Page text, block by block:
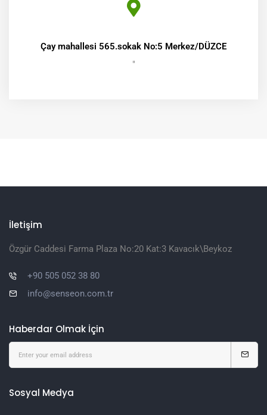
Çay mahallesi 565.sokak No:5 Merkez/DÜZCE
"
İletişim
Özgür Caddesi Farma Plaza No:20 Kat:3 Kavacık\Beykoz
+90 505 052 38 80
info@senseon.com.tr
Haberdar Olmak İçin
Sosyal Medya